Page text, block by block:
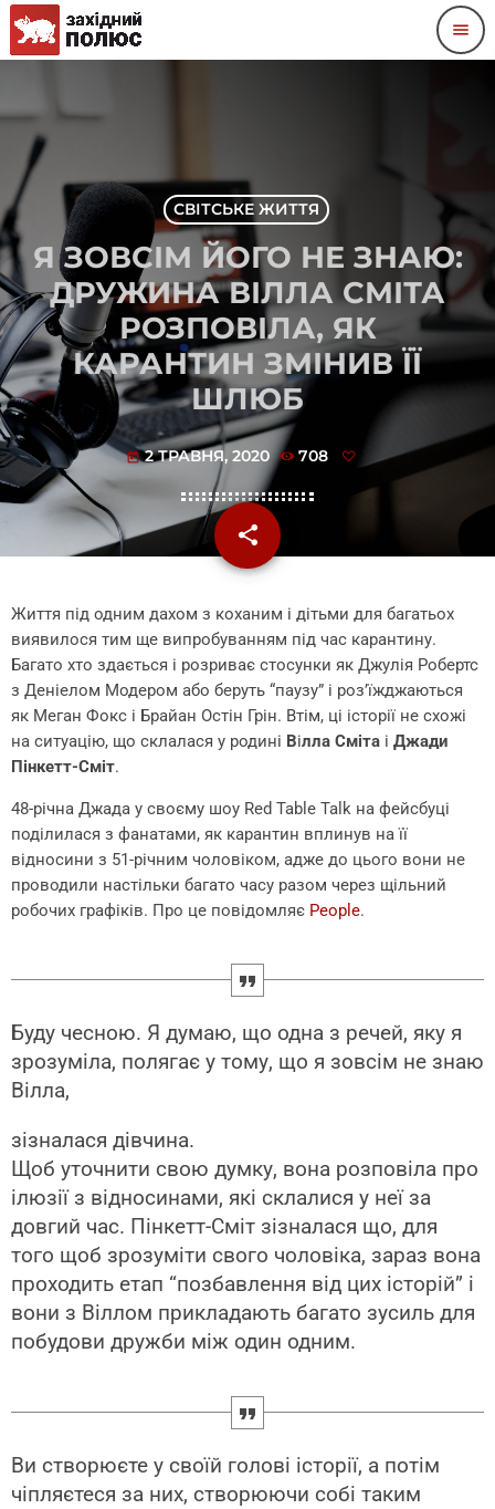
menu
СВІТСЬКЕ ЖИТТЯ
Я ЗОВСІМ ЙОГО НЕ ЗНАЮ:
ДРУЖИНА ВІЛЛА СМІТА
РОЗПОВІЛА, ЯК
КАРАНТИН ЗМІНИВ ЇЇ
ШЛЮБ
today 2 ТРАВНЯ, 2020 708
share
email
Життя під одним дахом з коханим і дітьми для багатьох
виявилося тим ще випробуванням під час карантину.
Багато хто здається і розриває стосунки як Джулія Робертс
з Деніелом Модером або беруть “паузу” і роз’їжджаються
як Меган Фокс і Брайан Остін Грін. Втім, ці історії не схожі
на ситуацію, що склалася у родині Вілла Сміта і Джади
Пінкетт-Сміт.
48-річна Джада у своєму шоу Red Table Talk на фейсбуці
поділилася з фанатами, як карантин вплинув на її
відносини з 51-річним чоловіком, адже до цього вони не
проводили настільки багато часу разом через щільний
робочих графіків. Про це повідомляє People.
Буду чесною. Я думаю, що одна з речей, яку я
зрозуміла, полягає у тому, що я зовсім не знаю
Вілла,
зізналася дівчина.
Щоб уточнити свою думку, вона розповіла про
ілюзії з відносинами, які склалися у неї за
довгий час. Пінкетт-Сміт зізналася що, для
того щоб зрозуміти свого чоловіка, зараз вона
проходить етап “позбавлення від цих історій” і
вони з Віллом прикладають багато зусиль для
побудови дружби між один одним.
Ви створюєте у своїй голові історії, а потім
чіпляєтеся за них, створюючи собі таким